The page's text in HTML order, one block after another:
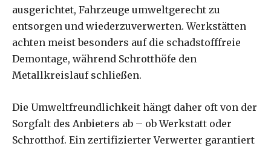
ausgerichtet, Fahrzeuge umweltgerecht zu
entsorgen und wiederzuverwerten. Werkstätten
achten meist besonders auf die schadstofffreie
Demontage, während Schrotthöfe den
Metallkreislauf schließen.
Die Umweltfreundlichkeit hängt daher oft von der
Sorgfalt des Anbieters ab – ob Werkstatt oder
Schrotthof. Ein zertifizierter Verwerter garantiert